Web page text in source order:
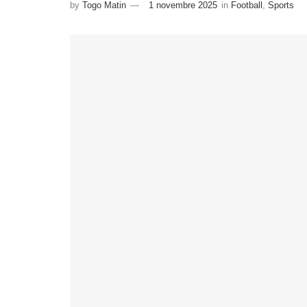
by Togo Matin 1 novembre 2025 in Football Sports